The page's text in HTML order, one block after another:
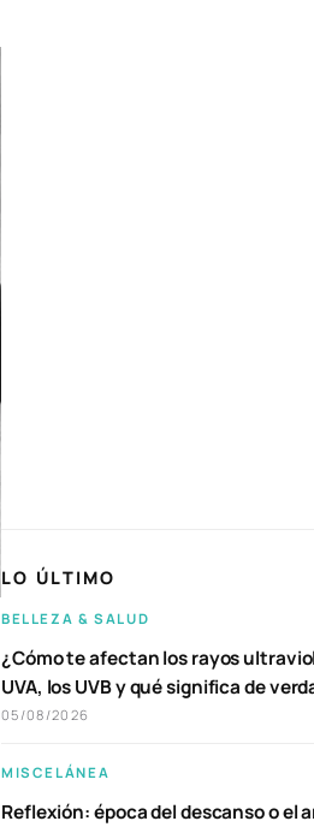
LO ÚLTIMO
BELLEZA & SALUD
¿Cómo te afectan los rayos
UVA, los UVB y qué significa de
05/08/2026
MISCELÁNEA
Reflexión: época del descanso o el